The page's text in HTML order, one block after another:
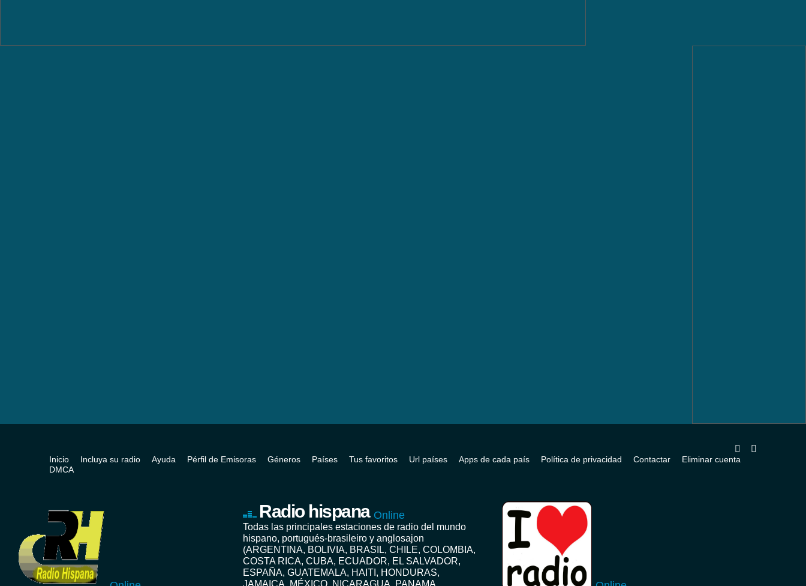
Inicio Incluya su radio Ayuda Pérfil de Emisoras Géneros Países Tus favoritos Url países Apps de cada país Política de privacidad Contactar
Eliminar cuenta
DMCA
Radio hispana Online
Todas las principales estaciones de radio del mundo
hispano, portugués-brasileiro y anglosajon
(ARGENTINA, BOLIVIA, BRASIL, CHILE, COLOMBIA,
COSTA RICA, CUBA, ECUADOR, EL SALVADOR,
ESPAÑA, GUATEMALA, HAITI, HONDURAS,
JAMAICA, MÉXICO, NICARAGUA, PANAMA,